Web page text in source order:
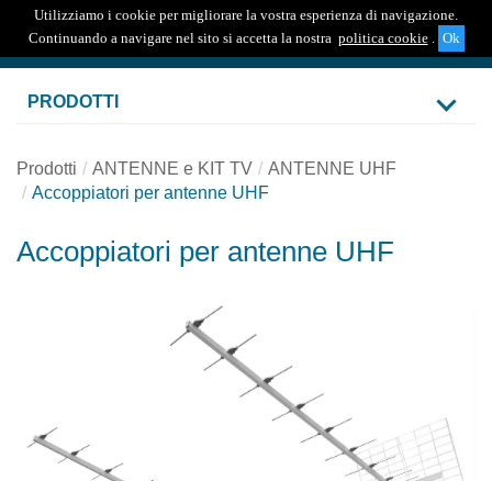
Utilizziamo i cookie per migliorare la vostra esperienza di navigazione.
Continuando a navigare nel sito si accetta la nostra politica cookie .
PRODOTTI
Prodotti ANTENNE e KIT TV
ANTENNE UHF
Accoppiatori per antenne UHF
Accoppiatori per antenne UHF